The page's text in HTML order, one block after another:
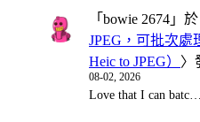
「 bowie 2674 」
JPEG，可批次處
Heic to JPEG） 〉
08-02, 2026
Love that I can batc…